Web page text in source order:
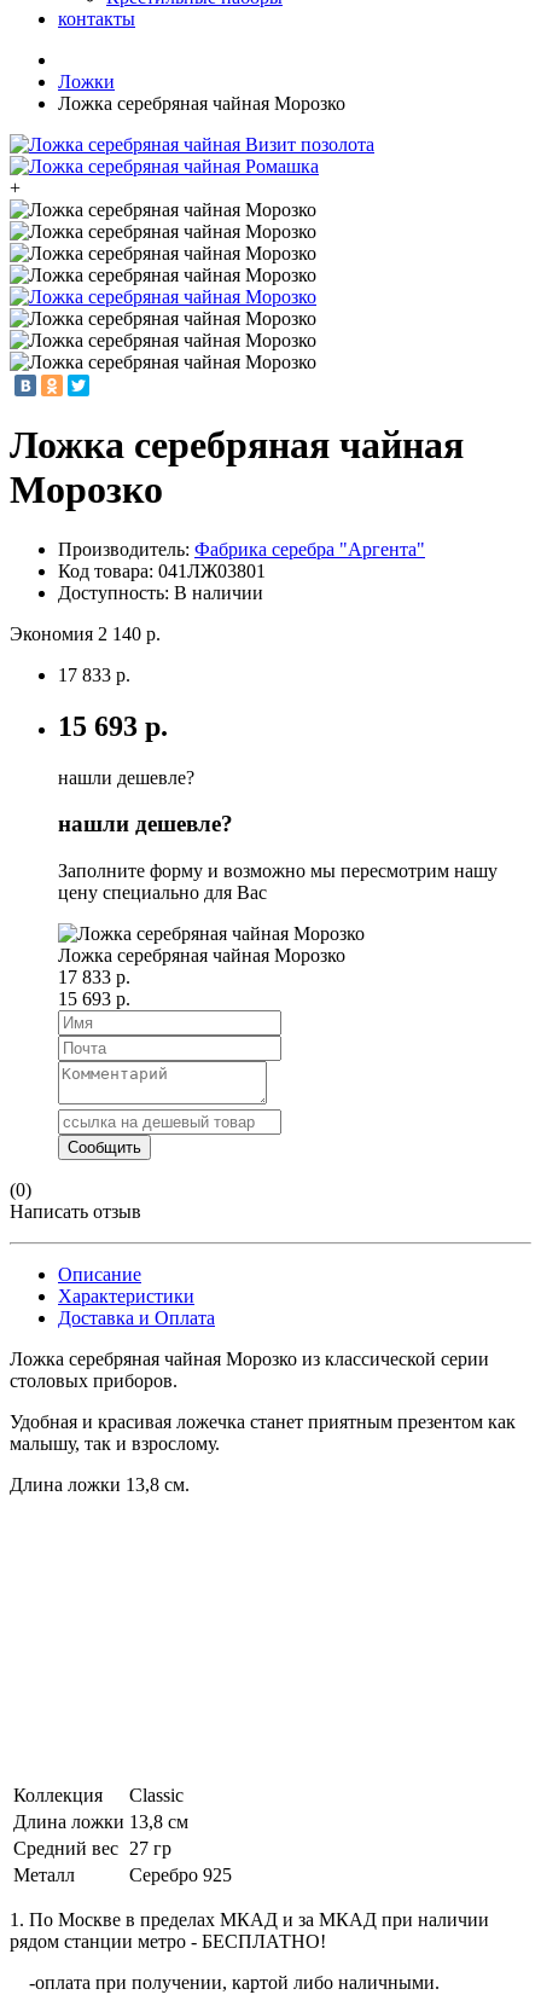
контакты
Ложки
Ложка серебряная чайная Морозко
+
Ложка серебряная чайная
Морозко
Производитель: Фабрика серебра "Аргента"
Код товара: 041ЛЖ03801
Доступность: В наличии
Экономия 2 140 р.
17 833 р.
15 693 р.
нашли дешевле?
нашли дешевле?
Заполните форму и возможно мы пересмотрим нашу
цену специально для Вас
Ложка серебряная чайная Морозко
17 833 р.
15 693 р.
(0)
Написать отзыв
Описание
Характеристики
Доставка и Оплата
Ложка серебряная чайная Морозко из классической серии
столовых приборов.
Удобная и красивая ложечка станет приятным презентом как
малышу, так и взрослому.
Длина ложки 13,8 см.
Коллекция
Classic
Длина ложки 13,8 см
Средний вес 27 гр
Металл
Серебро 925
1. По Москве в пределах МКАД и за МКАД при наличии
рядом станции метро - БЕСПЛАТНО!
-оплата при получении, картой либо наличными.